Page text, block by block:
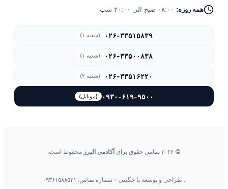
همه روزه:
۰۲۶-۳۳۵۱۵۸۳۹ (شعبه ۱)
۰۲۶-۳۳۵۰۰۸۳۸ (شعبه ۱)
۰۲۶-۳۳۵۱۶۲۲۰ (شعبه ۲)
۰۹۳۰-۶۱۹-۹۵۰۰ (موبایل)
© ۲۰۲۶ تمامی حقوق برای آکادمی البرز محفوظ است.
. طراحی و توسعه با چگینی – شماره تماس: ۰۹۳۶۱۵۸۸۵۲۱